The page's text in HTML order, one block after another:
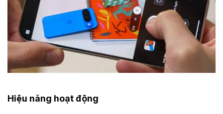
Hiệu năng hoạt động